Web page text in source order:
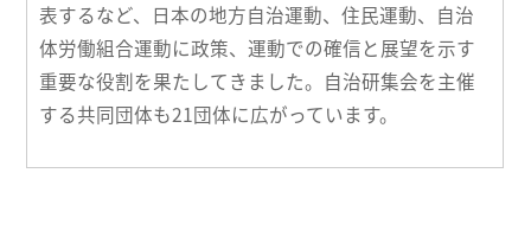
表するなど、日本の地方自治運動、住民運動、自治
体労働組合運動に政策、運動での確信と展望を示す
重要な役割を果たしてきました。自治研集会を主催
する共同団体も21団体に広がっています。